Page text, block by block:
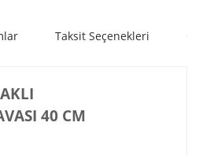
Taksit Seçenekleri
40 CM